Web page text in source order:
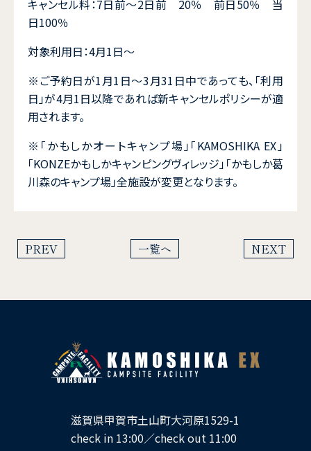
キャンセル料：7日前～2日前 20％ 前日50％ 当
日100％
対象利用日：4月1日～
※ご予約日が1月1日～3月31日中であっても、「利用
日」が4月1日以降であれば新キャンセルポリシーが適
用されます。
※「かもしかオートキャンプ場」「KAMOSHIKA EX」
「KONZEかもしかキャンピングヴィレッジ」「かもしか葛
川森のキャンプ場」全施設が変更となります。
PREV 一覧へ NEXT
滋賀県甲賀市土山町大河原1529-1
check in 13:00／check out 11:00